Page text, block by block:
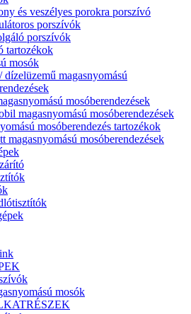
és veszélyes porokra porszívó
porszívók
porszívók
tartozékok
mosók
dízelüzemű magasnyomású
mosóberendezések
magasnyomású mosóberendezések
mosóberendezés tartozékok
magasnyomású mosóberendezések
mosók